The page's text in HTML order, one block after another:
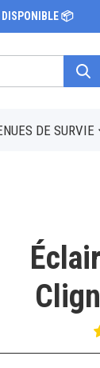
DISPONIBLE 📦
DE SURVIE